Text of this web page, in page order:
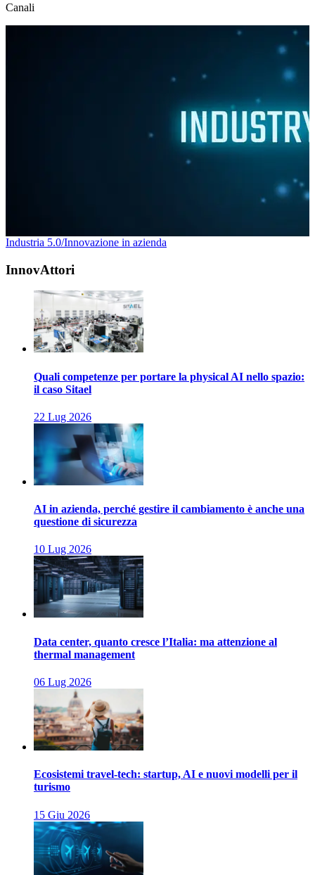
Canali
InnovAttori
Quali competenze per portare la physical AI nello spazio:
il caso Sitael
22 Lug 2026
AI in azienda, perché gestire il cambiamento è anche una
questione di sicurezza
10 Lug 2026
Data center, quanto cresce l’Italia: ma attenzione al
thermal management
06 Lug 2026
Ecosistemi travel-tech: startup, AI e nuovi modelli per il
turismo
15 Giu 2026